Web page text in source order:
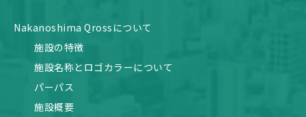
Nakanoshima Qrossについて
施設の特徴
施設名称とロゴカラーについて
パーパス
施設概要